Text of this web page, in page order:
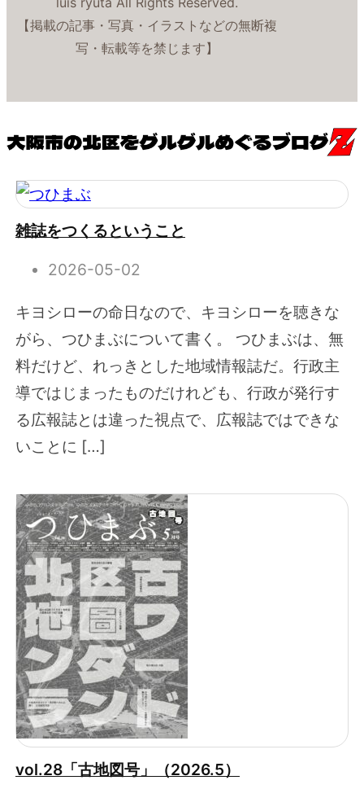
【掲載の記事・写真・イラストなどの無断複
写・転載等を禁じます】
雑誌をつくるということ
2026-05-02
キヨシローの命日なので、キヨシローを聴きな
がら、つひまぶについて書く。 つひまぶは、無
料だけど、れっきとした地域情報誌だ。行政主
導ではじまったものだけれども、行政が発行す
る広報誌とは違った視点で、広報誌ではできな
いことに […]
vol.28「古地図号」（2026.5）